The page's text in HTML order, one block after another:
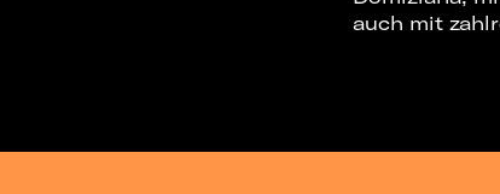
auch mit